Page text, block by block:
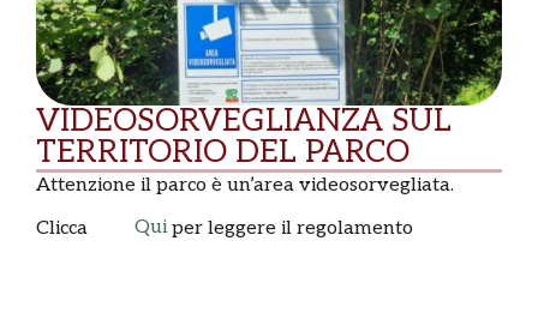
VIDEOSORVEGLIANZA SUL
TERRITORIO DEL PARCO
Attenzione il parco è un’area videosorvegliata.
Clicca
Qui per leggere il regolamento